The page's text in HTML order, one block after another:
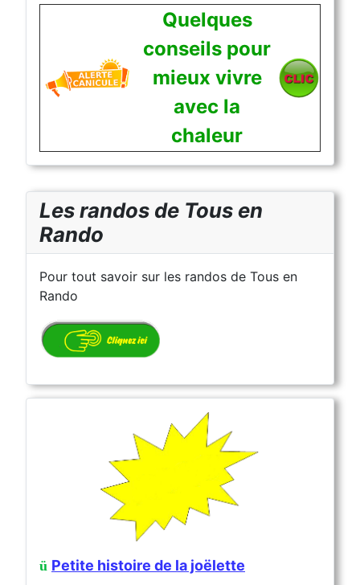
Quelques
conseils pour
mieux vivre
avec la
chaleur
Les randos de Tous en
Rando
Pour tout savoir sur les randos de Tous en
Rando
ü Petite histoire de la joëlette